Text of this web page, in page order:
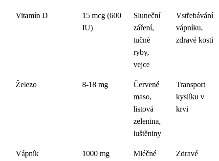
Vitamín D
15 mcg (600
IU)
Sluneční
záření,
tučné
ryby,
vejce
Vstřebávání
vápníku,
zdravé kosti
Železo 8-18 mg
Červené
maso,
listová
zelenina,
luštěniny
Transport
kyslíku v
krvi
Vápník 1000 mg
Mléčné
Zdravé